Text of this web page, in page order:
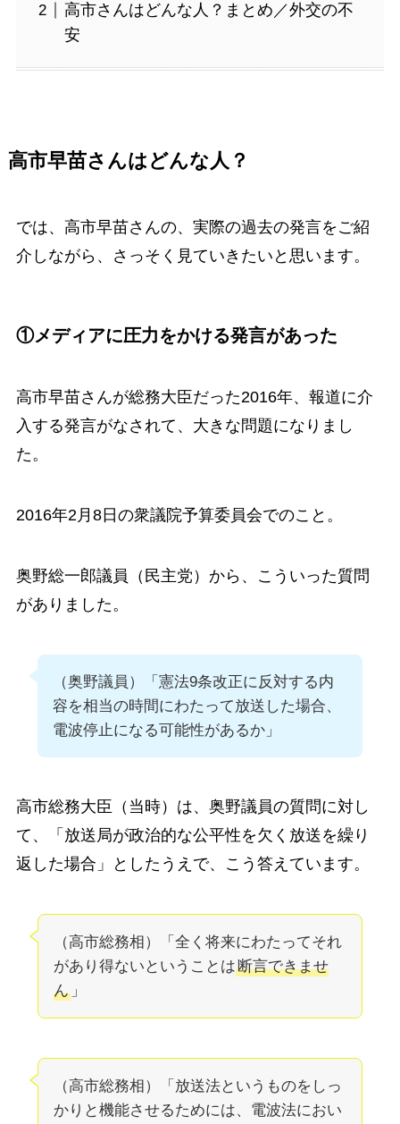
高市さんはどんな人？まとめ／外交の不
安
高市早苗さんはどんな人？
では、高市早苗さんの、実際の過去の発言をご紹
介しながら、さっそく見ていきたいと思います。
①メディアに圧力をかける発言があった
高市早苗さんが総務大臣だった2016年、報道に介
入する発言がなされて、大きな問題になりまし
た。
2016年2月8日の衆議院予算委員会でのこと。
奥野総一郎議員（民主党）から、こういった質問
がありました。
（奥野議員）「憲法9条改正に反対する内
容を相当の時間にわたって放送した場合、
電波停止になる可能性があるか」
高市総務大臣（当時）は、奥野議員の質問に対し
て、「放送局が政治的な公平性を欠く放送を繰り
返した場合」としたうえで、こう答えています。
（高市総務相）「全く将来にわたってそれ
があり得ないということは断言できませ
ん」
（高市総務相）「放送法というものをしっ
かりと機能させるためには、電波法におい